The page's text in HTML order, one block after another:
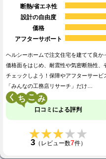
断熱/省エネ性
設計の自由度
価格
アフターサポート
ヘルシーホームで注文住宅を建てて良
価格面をはじめ、耐震性や気密断熱性
チェックしよう！保障やアフターサー
「みんなの工務店リサーチ」だけ…
く こ
口コミによる評判
★★★★★
★★★★★
3（レビュー数7件）